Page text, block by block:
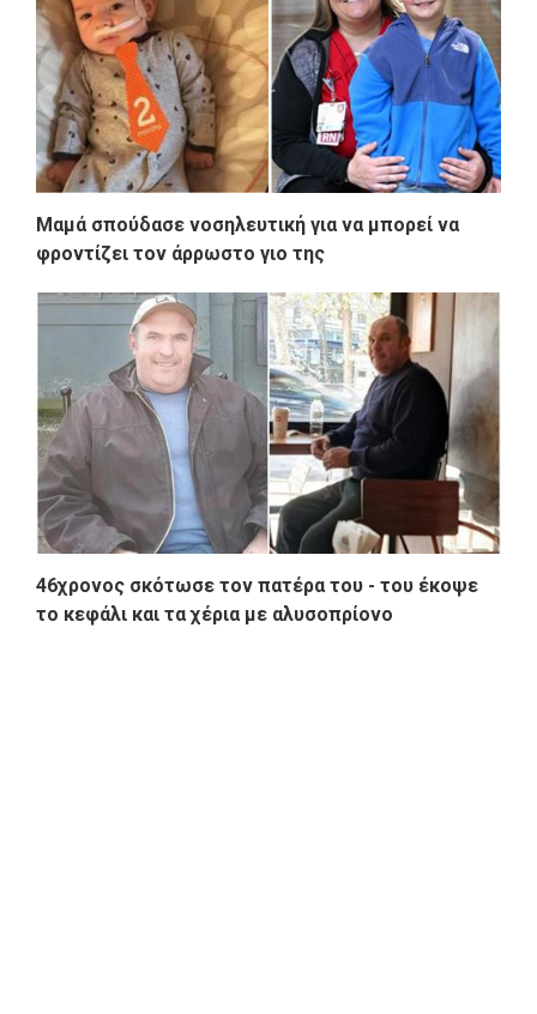
Μαμά σπούδασε νοσηλευτική για να μπορεί να
φροντίζει τον άρρωστο γιο της
46χρονος σκότωσε τον πατέρα του - του έκοψε
το κεφάλι και τα χέρια με αλυσοπρίονο